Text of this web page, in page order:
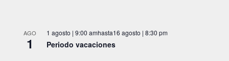
AGO
1
1 agosto | 9:00 amhasta16 agosto | 8:30 pm
Periodo vacaciones